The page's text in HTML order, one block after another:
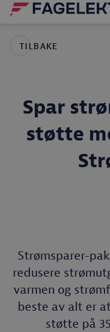
TILBAKE
Spar
støtte
Strømsparer-
redusere
varmen og
beste av alt er
støtte på